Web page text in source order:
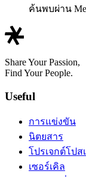
ค้นพบผ่าน
Share Your Passion,
Find Your People.
Useful
การแข่งขัน
นิตยสาร
โปรเจกต์โป
เซอร์เคิล